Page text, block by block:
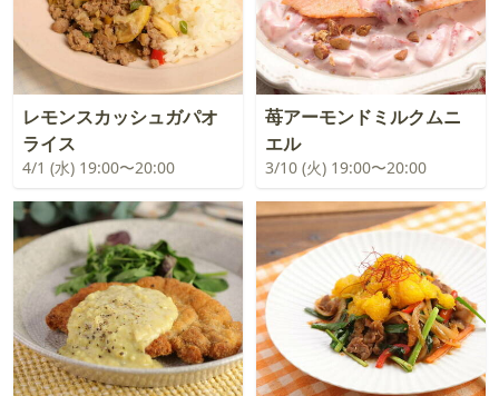
レモンスカッシュガパオ
ライス
4/1 (水) 19:00〜20:00
苺アーモンドミルクムニ
エル
3/10 (火) 19:00〜20:00